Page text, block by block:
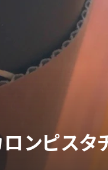
ンピスタ